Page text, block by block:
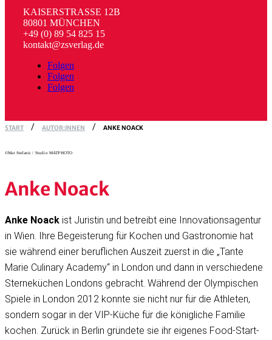
KAISERSTRASSE 12B
80801 MÜNCHEN
+49 (0) 89 54 825 15
kontakt@zsverlag.de
Folgen
Folgen
Folgen
START AUTOR:INNEN ANKE NOACK
©Mat Stefanic / Studio MATPHOTO
Anke Noack
Anke Noack ist Juristin und betreibt eine Innovationsagentur
in Wien. Ihre Begeisterung für Kochen und Gastronomie hat
sie während einer beruflichen Auszeit zuerst in die „Tante
Marie Culinary Academy“ in London und dann in verschiedene
Sterneküchen Londons gebracht. Während der Olympischen
Spiele in London 2012 konnte sie nicht nur für die Athleten,
sondern sogar in der VIP-Küche für die königliche Familie
kochen. Zurück in Berlin gründete sie ihr eigenes Food-Start-